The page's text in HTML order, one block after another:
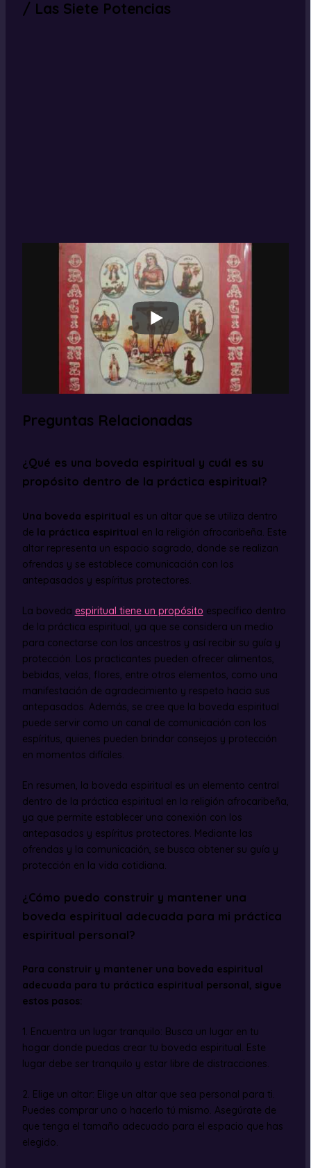
/ Las Siete Potencias
Preguntas Relacionadas
¿Qué es una boveda espiritual y cuál es su
propósito dentro de la práctica espiritual?
Una boveda espiritual es un altar que se utiliza dentro
de la práctica espiritual en la religión afrocaribeña. Este
altar representa un espacio sagrado, donde se realizan
ofrendas y se establece comunicación con los
antepasados y espíritus protectores.
La boveda espiritual tiene un propósito específico dentro
de la práctica espiritual, ya que se considera un medio
para conectarse con los ancestros y así recibir su guía y
protección. Los practicantes pueden ofrecer alimentos,
bebidas, velas, flores, entre otros elementos, como una
manifestación de agradecimiento y respeto hacia sus
antepasados. Además, se cree que la boveda espiritual
puede servir como un canal de comunicación con los
espíritus, quienes pueden brindar consejos y protección
en momentos difíciles.
En resumen, la boveda espiritual es un elemento central
dentro de la práctica espiritual en la religión afrocaribeña,
ya que permite establecer una conexión con los
antepasados y espíritus protectores. Mediante las
ofrendas y la comunicación, se busca obtener su guía y
protección en la vida cotidiana.
¿Cómo puedo construir y mantener una
boveda espiritual adecuada para mi práctica
espiritual personal?
Para construir y mantener una boveda espiritual
adecuada para tu práctica espiritual personal, sigue
estos pasos:
1. Encuentra un lugar tranquilo: Busca un lugar en tu
hogar donde puedas crear tu boveda espiritual. Este
lugar debe ser tranquilo y estar libre de distracciones.
2. Elige un altar: Elige un altar que sea personal para ti.
Puedes comprar uno o hacerlo tú mismo. Asegúrate de
que tenga el tamaño adecuado para el espacio que has
elegido.